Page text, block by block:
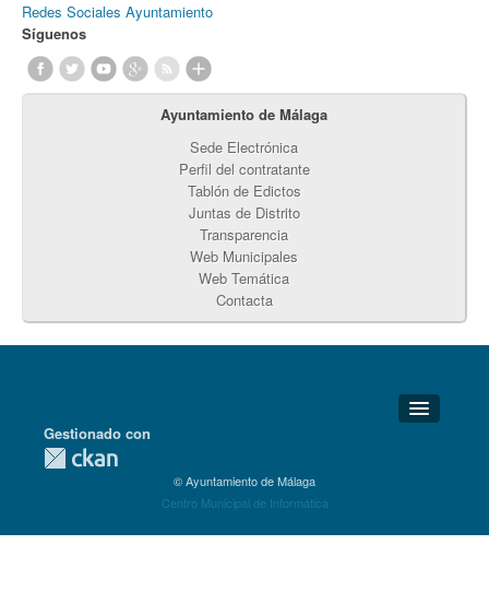
Redes Sociales Ayuntamiento
Síguenos
Ayuntamiento de Málaga
Sede Electrónica
Perfil del contratante
Tablón de Edictos
Juntas de Distrito
Transparencia
Web Municipales
Web Temática
Contacta
Detalles Técnicos
Gestionado con
© Ayuntamiento de Málaga
Centro Municipal de Informática